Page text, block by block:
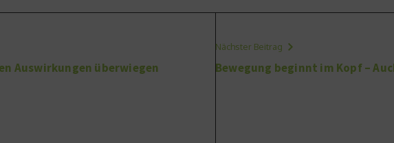
Auswirkungen überwiegen
Nächster Beitrag
Bewegung beginnt im Kopf –